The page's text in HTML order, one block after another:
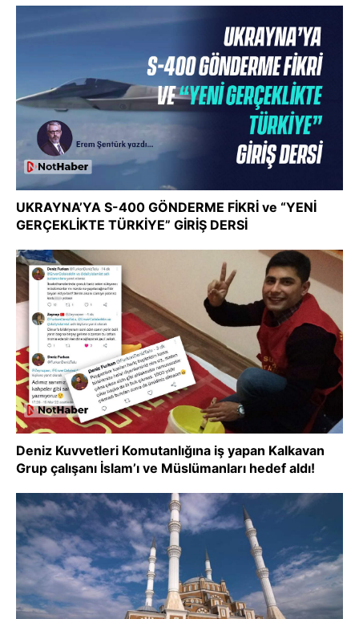
UKRAYNA’YA S-400 GÖNDERME FİKRİ ve “YENİ
GERÇEKLİKTE TÜRKİYE” GİRİŞ DERSİ
Deniz Kuvvetleri Komutanlığına iş yapan Kalkavan
Grup çalışanı İslam’ı ve Müslümanları hedef aldı!